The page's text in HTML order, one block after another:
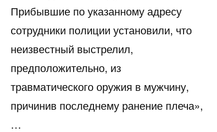
Прибывшие по указанному адресу
сотрудники полиции установили, что
неизвестный выстрелил,
предположительно, из
травматического оружия в мужчину,
причинив последнему ранение плеча»,
…